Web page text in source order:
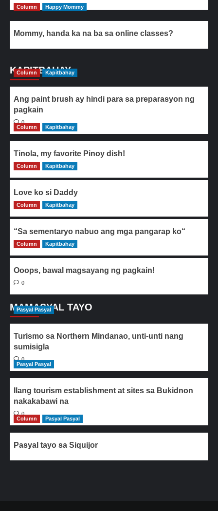
Column Happy Mommy
Mommy, handa ka na ba sa online classes?
KAPITBAHAY
Column Kapitbahay
Ang paint brush ay hindi para sa preparasyon ng
pagkain
0
Column
Kapitbahay
Tinola, my favorite Pinoy dish!
0
Column Kapitbahay
Love ko si Daddy
0
Column Kapitbahay
“Sa sementaryo nabuo ang mga pangarap ko“
0
Column Kapitbahay
Ooops, bawal magsayang ng pagkain!
0
MAMASYAL TAYO
Pasyal Pasyal
Turismo sa Northern Mindanao, unti-unti nang
sumisigla
0
Pasyal Pasyal
Ilang tourism establishment at sites sa Bukidnon
nakakabawi na
0
Column
Pasyal Pasyal
Pasyal tayo sa Siquijor